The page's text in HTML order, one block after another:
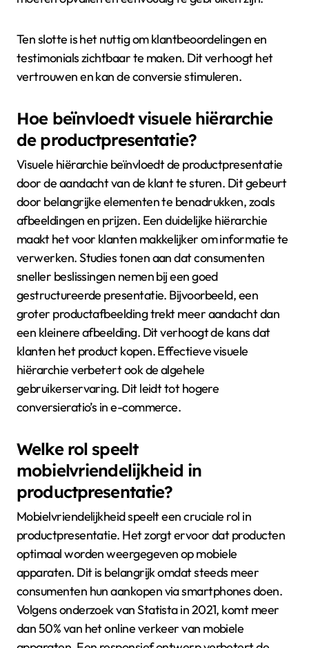
indeling te hanteren. Dit helpt gebruikers om snel de
witruimtes verbetert de leesbaarheid en
gebruikerservaring.
duidelijke call-to-action knoppen. Deze knoppen
moeten opvallen en eenvoudig te gebruiken zijn.
Ten slotte is het nuttig om klantbeoordelingen en
testimonials zichtbaar te maken. Dit verhoogt het
vertrouwen en kan de conversie stimuleren.
Hoe beïnvloedt visuele hiërarchie
de productpresentatie?
Visuele hiërarchie beïnvloedt de productpresentatie
door de aandacht van de klant te sturen. Dit gebeurt
door belangrijke elementen te benadrukken, zoals
afbeeldingen en prijzen. Een duidelijke hiërarchie
maakt het voor klanten makkelijker om informatie te
verwerken. Studies tonen aan dat consumenten
gestructureerde presentatie. Bijvoorbeeld, een
groter productafbeelding trekt meer aandacht dan
een kleinere afbeelding. Dit verhoogt de kans dat
klanten het product kopen. Effectieve visuele
hiërarchie verbetert ook de algehele
gebruikerservaring. Dit leidt tot hogere
conversieratio’s in e-commerce.
Welke rol speelt
mobielvriendelijkheid in
productpresentatie?